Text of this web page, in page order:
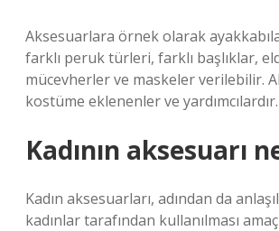
Aksesuarlara örnek olarak
farklı peruk türleri, farklı başlıklar,
mücevherler ve maskeler verilebilir.
kostüme eklenenler ve yardımcılardır.
Kadının aksesuarı
Kadın aksesuarları, adından da
kadınlar tarafından kullanılması